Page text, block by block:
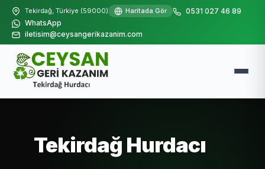
Tekirdağ, Türkiye (59000) Haritada Gör
0531 027 46 89
WhatsApp
iletisim@ceysangerikazanim.com
Tekirdağ Hurdacı